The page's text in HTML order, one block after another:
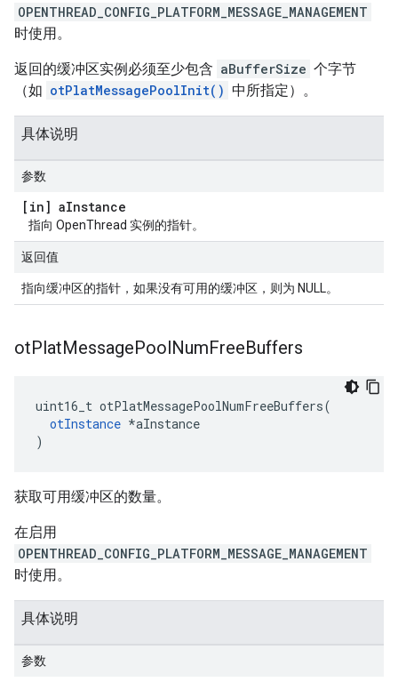
OPENTHREAD_CONFIG_PLATFORM_MESSAGE_MANAGEMENT
时使用。
返回的缓冲区实例必须至少包含 aBufferSize 个字节
（如 otPlatMessagePoolInit() 中所指定）。
具体说明
参数
[in] aInstance
指向 OpenThread 实例的指针。
返回值
指向缓冲区的指针，如果没有可用的缓冲区，则为 NULL。
otPlatMessagePoolNumFreeBuffers
uint16_t otPlatMessagePoolNumFreeBuffers(
otInstance *aInstance
)
获取可用缓冲区的数量。
在启用
OPENTHREAD_CONFIG_PLATFORM_MESSAGE_MANAGEMENT
时使用。
具体说明
参数